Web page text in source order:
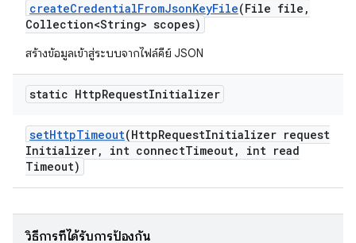
createCredentialFromJsonKeyFile(File file ,
Collection<String> scopes)
สร้างข้อมูลเข้าสู่ระบบจากไฟล์คีย์ JSON
static HttpRequestInitializer
setHttpTimeout(HttpRequestInitializer request
Initializer, int connectTimeout,
int read
Timeout)
วิธีการที่ได้รับการป้องกัน